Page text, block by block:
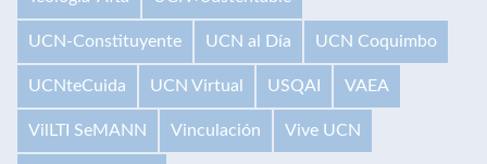
UCN-Constituyente UCN al Día UCN Coquimbo
UCNteCuida UCN Virtual USQAI VAEA
VilLTI SeMANN Vinculación Vive UCN